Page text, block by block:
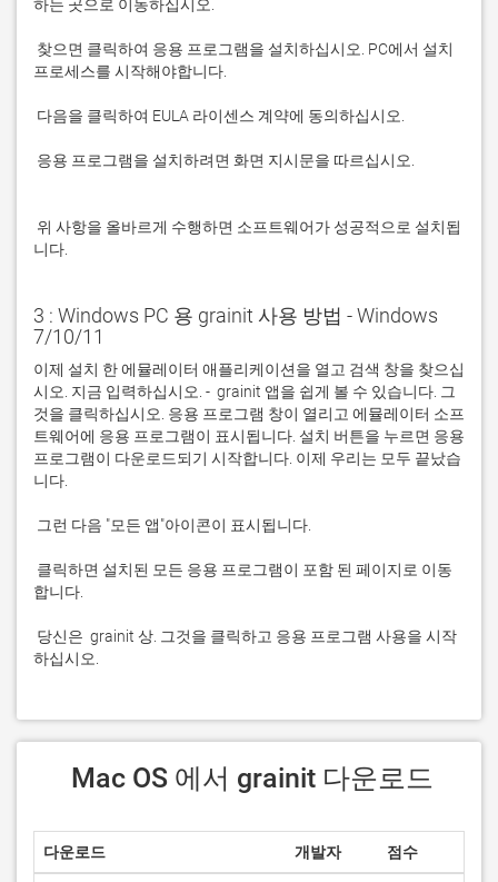
니다.
3 : Windows PC 용 grainit 사용 방법 - Windows
7/10/11
이제 설치 한 에뮬레이터 애플리케이션을 열고 검색 창을 찾으십
시오. 지금 입력하십시오. -  grainit 앱을 쉽게 볼 수 있습니다. 그
것을 클릭하십시오. 응용 프로그램 창이 열리고 에뮬레이터 소프
트웨어에 응용 프로그램이 표시됩니다. 설치 버튼을 누르면 응용
프로그램이 다운로드되기 시작합니다. 이제 우리는 모두 끝났습
하십시오.
Mac OS 에서 grainit 다운로드
다운로드 개발자 점수